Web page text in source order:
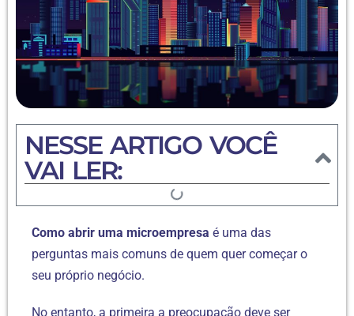
NESSE ARTIGO VOCÊ
VAI LER:
Como abrir uma microempresa é uma das
perguntas mais comuns de quem quer começar o
seu próprio negócio.
No entanto, a primeira a preocupação deve ser